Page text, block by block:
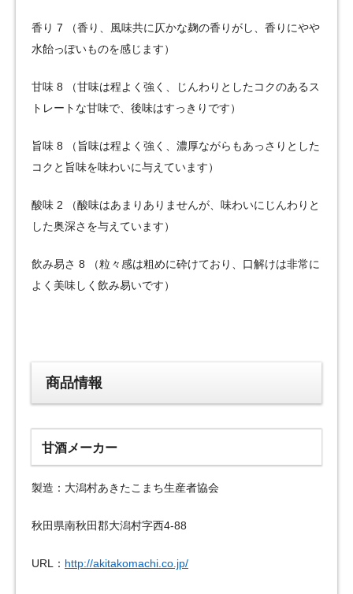
香り 7 （香り、風味共に仄かな麹の香りがし、香りにやや
水飴っぽいものを感じます）
甘味 8 （甘味は程よく強く、じんわりとしたコクのあるス
トレートな甘味で、後味はすっきりです）
旨味 8 （旨味は程よく強く、濃厚ながらもあっさりとした
コクと旨味を味わいに与えています）
酸味 2 （酸味はあまりありませんが、味わいにじんわりと
した奥深さを与えています）
飲み易さ 8 （粒々感は粗めに砕けており、口解けは非常に
よく美味しく飲み易いです）
商品情報
甘酒メーカー
製造：大潟村あきたこまち生産者協会
秋田県南秋田郡大潟村字西4-88
URL： http://akitakomachi.co.jp/